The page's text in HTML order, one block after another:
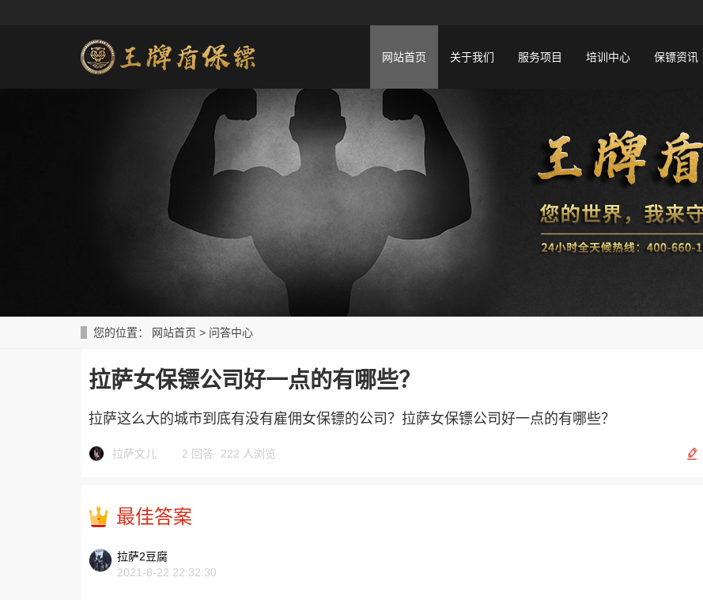
网站首页 关于我们 服务项目 培训中心 保镖资讯
您的位置： 网站首页 > 问答中心
拉萨女保镖公司好一点的有哪些？
拉萨这么大的城市到底有没有雇佣女保镖的公司？拉萨女保镖公司好一点的有哪些？
拉萨文儿 2 回答· 222 人浏览
最佳答案
拉萨2豆腐
2021-8-22 22:32:30